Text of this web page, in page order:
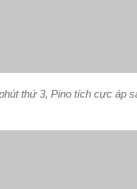
thứ 3, Pino tích cực áp